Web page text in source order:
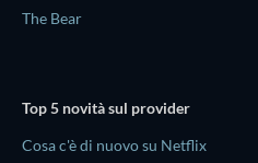
The Bear
Top 5 novità sul provider
Cosa c'è di nuovo su Netflix